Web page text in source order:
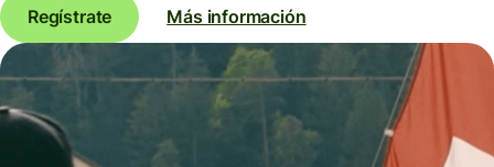
Regístrate Más información